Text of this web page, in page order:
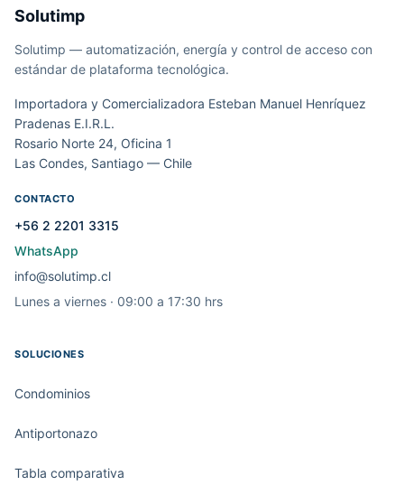
Solutimp
Solutimp — automatización, energía y control de acceso con
estándar de plataforma tecnológica.
Importadora y Comercializadora Esteban Manuel Henríquez
Pradenas E.I.R.L.
Rosario Norte 24, Oficina 1
Las Condes, Santiago — Chile
CONTACTO
+56 2 2201 3315
WhatsApp
info@solutimp.cl
Lunes a viernes · 09:00 a 17:30 hrs
SOLUCIONES
Condominios
Antiportonazo
Tabla comparativa